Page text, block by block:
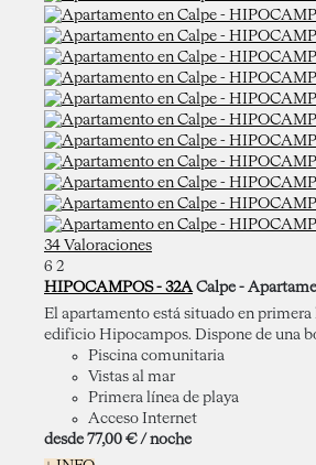
34 Valoraciones
6 2
HIPOCAMPOS - 32A Calpe -
El apartamento está situado en primera
edificio Hipocampos. Dispone de una
Piscina comunitaria
Vistas al mar
Primera línea de playa
Acceso Internet
desde 77,00 € / noche